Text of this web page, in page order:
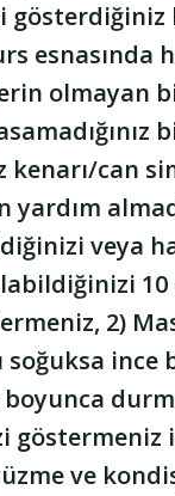
gösterdiğiniz
esnasında
olmayan
kenarı/can
yardım
veya
10
2)
ince
boyunca
göstermeniz
ve